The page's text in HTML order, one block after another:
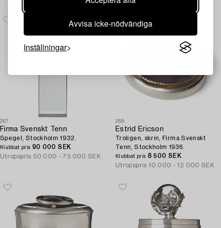
Avvisa icke-nödvändiga
Inställningar
267
Firma Svenskt Tenn
Spegel, Stockholm 1932.
Klubbat pris 90 000 SEK
Utropspris 50 000 - 75 000 SEK
268
Estrid Ericson
Troligen, skrin, Firma Svenskt
Tenn, Stockholm 1936.
Klubbat pris 8 500 SEK
Utropspris 10 000 - 12 000 SEK